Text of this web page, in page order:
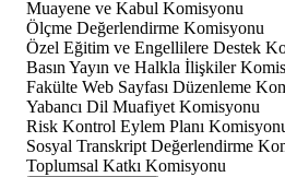
Muayene ve Kabul Komisyonu
Ölçme Değerlendirme Komisyonu
Özel Eğitim ve Engellilere Destek
Basın Yayın ve Halkla İlişkiler
Fakülte Web Sayfası Düzenleme
Yabancı Dil Muafiyet Komisyonu
Risk Kontrol Eylem Planı
Sosyal Transkript Değerlendirme
Toplumsal Katkı Komisyonu